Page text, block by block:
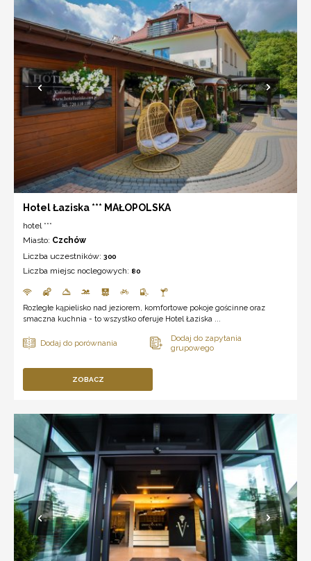
Hotel Łaziska *** MAŁOPOLSKA
hotel ***
Miasto: Czchów
Liczba uczestników: 300
Liczba miejsc noclegowych: 80
Rozległe kąpielisko nad jeziorem, komfortowe pokoje gościnne oraz
smaczna kuchnia - to wszystko oferuje Hotel Łaziska ...
ZOBACZ